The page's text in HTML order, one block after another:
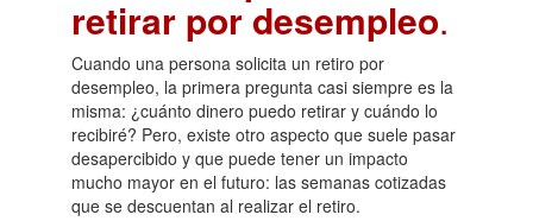
retirar por desempleo.
Cuando una persona solicita un retiro por
desempleo, la primera pregunta casi siempre es la
misma: ¿cuánto dinero puedo retirar y cuándo lo
recibiré? Pero, existe otro aspecto que suele pasar
desapercibido y que puede tener un impacto
mucho mayor en el futuro: las semanas cotizadas
que se descuentan al realizar el retiro.